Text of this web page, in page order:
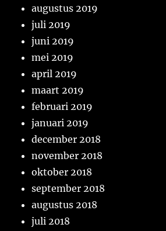
augustus 2019
juli 2019
juni 2019
mei 2019
april 2019
maart 2019
februari 2019
januari 2019
december 2018
november 2018
oktober 2018
september 2018
augustus 2018
juli 2018